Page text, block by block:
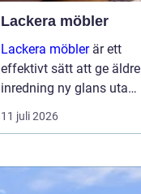
Lackera möbler
Lackera möblerär ett
effektivt sätt att ge äldre
inredning ny glans utan
att behöva köpa allt nytt.
Genom att behandla
lack kan gamla bord,
stolar, skåp och h...
11 juli 2026